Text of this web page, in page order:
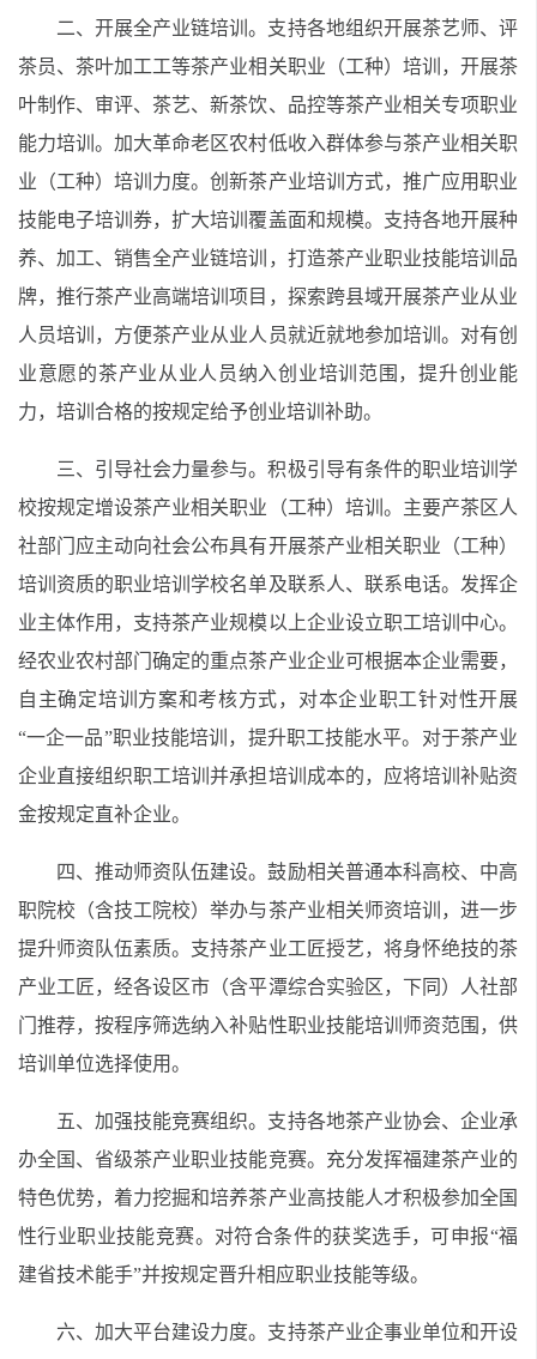
二、开展全产业链培训。支持各地组织开展茶艺师、评
茶员、茶叶加工工等茶产业相关职业（工种）培训，开展茶
叶制作、审评、茶艺、新茶饮、品控等茶产业相关专项职业
能力培训。加大革命老区农村低收入群体参与茶产业相关职
业（工种）培训力度。创新茶产业培训方式，推广应用职业
技能电子培训券，扩大培训覆盖面和规模。支持各地开展种
养、加工、销售全产业链培训，打造茶产业职业技能培训品
牌，推行茶产业高端培训项目，探索跨县域开展茶产业从业
人员培训，方便茶产业从业人员就近就地参加培训。对有创
业意愿的茶产业从业人员纳入创业培训范围，提升创业能
力，培训合格的按规定给予创业培训补助。
三、引导社会力量参与。积极引导有条件的职业培训学
校按规定增设茶产业相关职业（工种）培训。主要产茶区人
社部门应主动向社会公布具有开展茶产业相关职业（工种）
培训资质的职业培训学校名单及联系人、联系电话。发挥企
业主体作用，支持茶产业规模以上企业设立职工培训中心。
经农业农村部门确定的重点茶产业企业可根据本企业需要，
自主确定培训方案和考核方式，对本企业职工针对性开展
“一企一品”职业技能培训，提升职工技能水平。对于茶产业
企业直接组织职工培训并承担培训成本的，应将培训补贴资
金按规定直补企业。
四、推动师资队伍建设。鼓励相关普通本科高校、中高
职院校（含技工院校）举办与茶产业相关师资培训，进一步
提升师资队伍素质。支持茶产业工匠授艺，将身怀绝技的茶
产业工匠，经各设区市（含平潭综合实验区，下同）人社部
门推荐，按程序筛选纳入补贴性职业技能培训师资范围，供
培训单位选择使用。
五、加强技能竞赛组织。支持各地茶产业协会、企业承
办全国、省级茶产业职业技能竞赛。充分发挥福建茶产业的
特色优势，着力挖掘和培养茶产业高技能人才积极参加全国
性行业职业技能竞赛。对符合条件的获奖选手，可申报“福
建省技术能手”并按规定晋升相应职业技能等级。
六、加大平台建设力度。支持茶产业企事业单位和开设